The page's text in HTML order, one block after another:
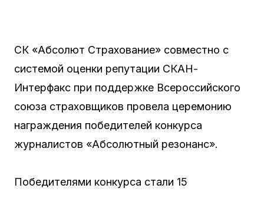
СК «Абсолют Страхование» совместно с
системой оценки репутации СКАН-
Интерфакс при поддержке Всероссийского
союза страховщиков провела церемонию
награждения победителей конкурса
журналистов «Абсолютный резонанс».
Победителями конкурса стали 15